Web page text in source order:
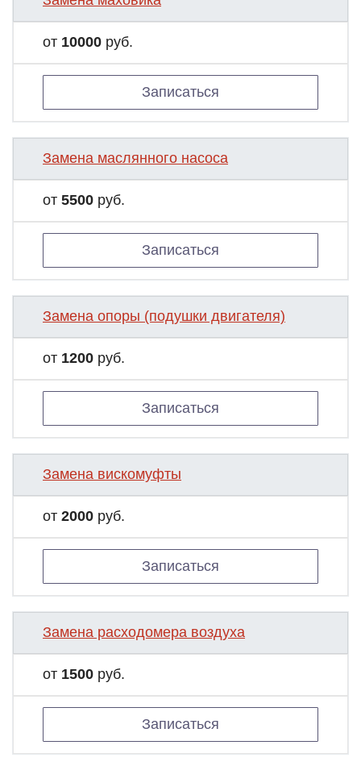
от 10000 руб.
Записаться
Замена маслянного насоса
от 5500 руб.
Записаться
Замена опоры (подушки двигателя)
от 1200 руб.
Записаться
Замена вискомуфты
от 2000 руб.
Записаться
Замена расходомера воздуха
от 1500 руб.
Записаться